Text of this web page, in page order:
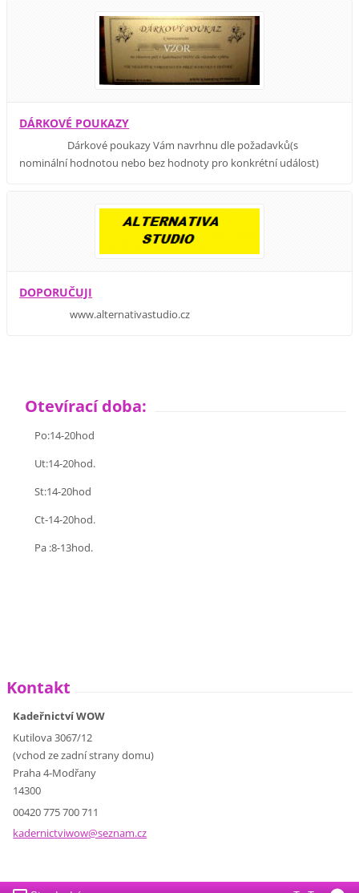
DÁRKOVÉ POUKAZY
Dárkové poukazy Vám navrhnu dle požadavků(s
nominální hodnotou nebo bez hodnoty pro konkrétní událost)
DOPORUČUJI
www.alternativastudio.cz
Otevírací doba:
Po:14-20hod
Ut:14-20hod.
St:14-20hod
Ct-14-20hod.
Pa :8-13hod.
Kontakt
Kadeřnictví WOW
Kutilova 3067/12
(vchod ze zadní strany domu)
Praha 4-Modřany
14300
00420 775 700 711
kadernictviwow@seznam.cz